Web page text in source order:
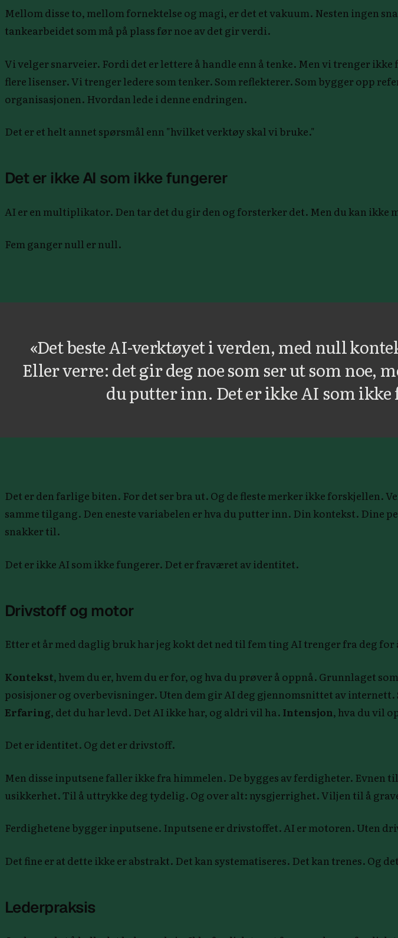
Mellom disse to, mellom fornektelse og magi, er det et vakuum. Nesten ingen
tankearbeidet som må på plass før noe av det gir verdi.
Vi velger snarveier. Fordi det er lettere å handle enn å tenke. Men vi trenger
flere lisenser. Vi trenger ledere som tenker. Som reflekterer. Som bygger opp
organisasjonen. Hvordan lede i denne endringen.
Det er et helt annet spørsmål enn "hvilket verktøy skal vi bruke."
Det er ikke AI som ikke fungerer
AI er en multiplikator. Den tar det du gir den og forsterker det. Men du kan ikke
Fem ganger null er null.
«Det beste AI-verktøyet i verden, med null
Eller verre: det gir deg noe som ser ut som noe,
du putter inn. Det er ikke AI som
Det er den farlige biten. For det ser bra ut. Og de fleste merker ikke forskjellen.
samme tilgang. Den eneste variabelen er hva du putter inn. Din kontekst. Dine
snakker til.
Det er ikke AI som ikke fungerer. Det er fraværet av identitet.
Drivstoff og motor
Etter et år med daglig bruk har jeg kokt det ned til fem ting AI trenger fra deg
Kontekst, hvem du er, hvem du er for, og hva du prøver å oppnå. Grunnlaget
posisjoner og overbevisninger. Uten dem gir AI deg gjennomsnittet av internett.
Erfaring, det du har levd. Det AI ikke har, og aldri vil ha. Intensjon, hva du vil
Det er identitet. Og det er drivstoff.
Men disse inputsene faller ikke fra himmelen. De bygges av ferdigheter. Evnen
usikkerhet. Til å uttrykke deg tydelig. Og over alt: nysgjerrighet. Viljen til å
Ferdighetene bygger inputsene. Inputsene er drivstoffet. AI er motoren. Uten
Det fine er at dette ikke er abstrakt. Det kan systematiseres. Det kan trenes. Og
Lederpraksis